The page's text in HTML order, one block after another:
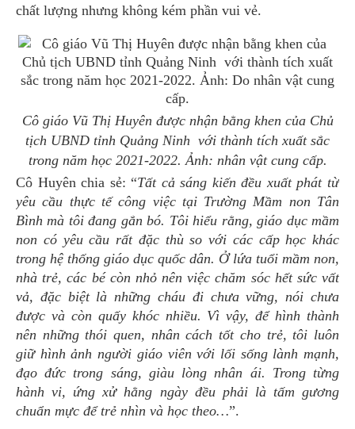
chất lượng nhưng không kém phần vui vẻ.
Cô giáo Vũ Thị Huyên được nhận bằng khen của Chủ
tịch UBND tỉnh Quảng Ninh với thành tích xuất sắc
trong năm học 2021-2022. Ảnh: nhân vật cung cấp.
Cô Huyên chia sẻ: “Tất cả sáng kiến đều xuất phát từ
yêu cầu thực tế công việc tại Trường Mầm non Tân
Bình mà tôi đang gắn bó. Tôi hiểu rằng, giáo dục mầm
non có yêu cầu rất đặc thù so với các cấp học khác
trong hệ thống giáo dục quốc dân. Ở lứa tuổi mầm non,
nhà trẻ, các bé còn nhỏ nên việc chăm sóc hết sức vất
vả, đặc biệt là những cháu đi chưa vững, nói chưa
được và còn quấy khóc nhiều. Vì vậy, để hình thành
nên những thói quen, nhân cách tốt cho trẻ, tôi luôn
giữ hình ảnh người giáo viên với lối sống lành mạnh,
đạo đức trong sáng, giàu lòng nhân ái. Trong từng
hành vi, ứng xử hằng ngày đều phải là tấm gương
chuẩn mực để trẻ nhìn và học theo…”.